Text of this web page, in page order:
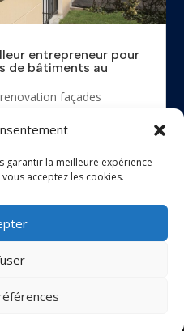
garantir la meilleure expérience
acceptez les cookies.
entrepreneur pour
de bâtiments au
renovation façades
une étape cruciale dans
bâtiments....
de communication